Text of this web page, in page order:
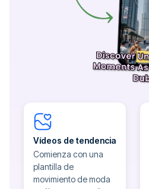
Vídeos de tendencia
Comienza con una
plantilla de
movimiento de moda